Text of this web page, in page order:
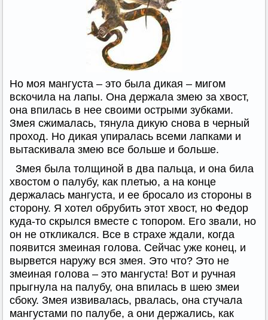
Но моя мангуста – это была дикая – мигом
вскочила на лапы. Она держала змею за хвост,
она впилась в нее своими острыми зубками.
Змея сжималась, тянула дикую снова в черный
проход. Но дикая упиралась всеми лапками и
вытаскивала змею все больше и больше.
Змея была толщиной в два пальца, и она била
хвостом о палубу, как плетью, а на конце
держалась мангуста, и ее бросало из стороны в
сторону. Я хотел обрубить этот хвост, но Федор
куда-то скрылся вместе с топором. Его звали, но
он не откликался. Все в страхе ждали, когда
появится змеиная голова. Сейчас уже конец, и
вырвется наружу вся змея. Это что? Это не
змеиная голова – это мангуста! Вот и ручная
прыгнула на палубу, она впилась в шею змеи
сбоку. Змея извивалась, рвалась, она стучала
мангустами по палубе, а они держались, как